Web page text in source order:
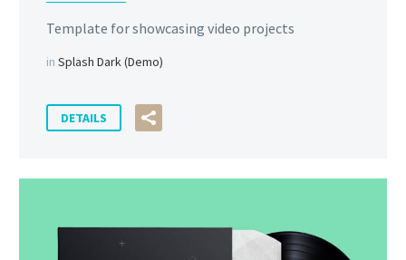
Template for showcasing video projects
in Splash Dark (Demo)
DETAILS